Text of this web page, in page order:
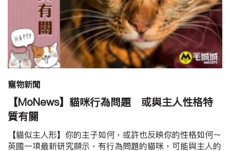
寵物新聞
【MoNews】貓咪行為問題 或與主人性格特
質有關
【貓似主人形】你的主子如何，或許也反映你的性格如何～
英國一項最新研究顯示，有行為問題的貓咪，可能與主人的